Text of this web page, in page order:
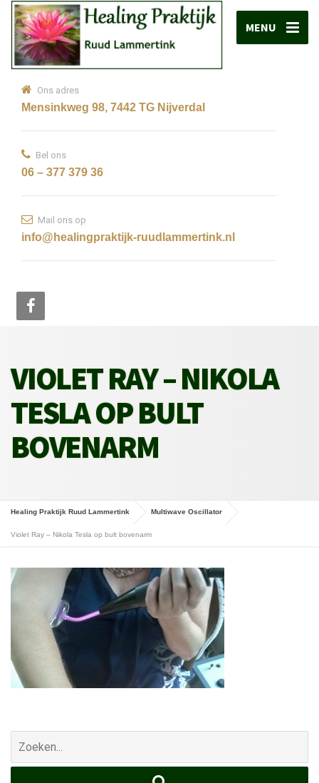
MENU
Ons adres
Mensinkweg 98, 7442 TG Nijverdal
Bel ons
06 – 377 379 36
Mail ons op
info@healingpraktijk-ruudlammertink.nl
VIOLET RAY – NIKOLA
TESLA OP BULT
BOVENARM
Healing Praktijk Ruud Lammertink Multiwave Oscillator
Violet Ray – Nikola Tesla op bult bovenarm